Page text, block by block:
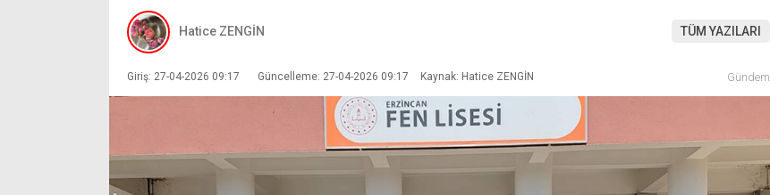
Hatice ZENGİN TÜM YAZILARI
Giriş: 27-04-2026 09:17 Güncelleme: 27-04-2026 09:17 Kaynak: Hatice ZENGİN Gündem